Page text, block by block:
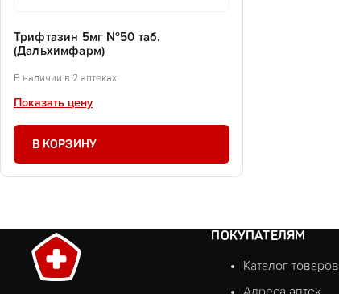
Трифтазин 5мг №50 таб.
(Дальхимфарм)
В наличии в 2 аптеках
Показать цену
В КОРЗИНУ
ПОКУПАТЕЛЯМ
Каталог товаров
Адреса аптек